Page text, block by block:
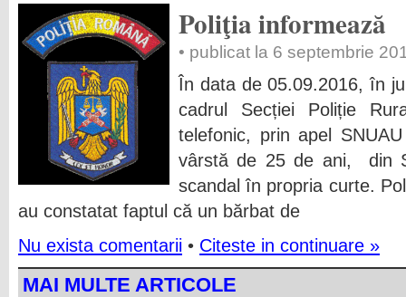
Poliţia informează
• publicat la 6 septembrie
În data de 05.09.2016, în
cadrul Secției Poliție
telefonic, prin apel
vârstă de 25 de ani, din
scandal în propria curte.
au constatat faptul că un bărbat de
Nu exista comentarii • Citeste in continuare »
MAI MULTE ARTICOLE